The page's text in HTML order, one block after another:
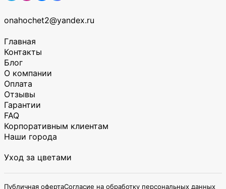
onahochet2@yandex.ru
Главная
Контакты
Блог
О компании
Оплата
Отзывы
Гарантии
FAQ
Корпоративным клиентам
Наши города
Уход за цветами
Публичная офертаСогласие на обработку персональных данных